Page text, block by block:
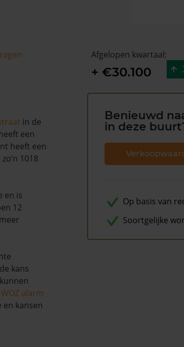
in de
een
heeft een
1018
en is
12
kans
alarm
en kansen
Afgelopen kwartaal:
+ €30.100
Benieuwd
in deze
Op basis van
Soortgelijke